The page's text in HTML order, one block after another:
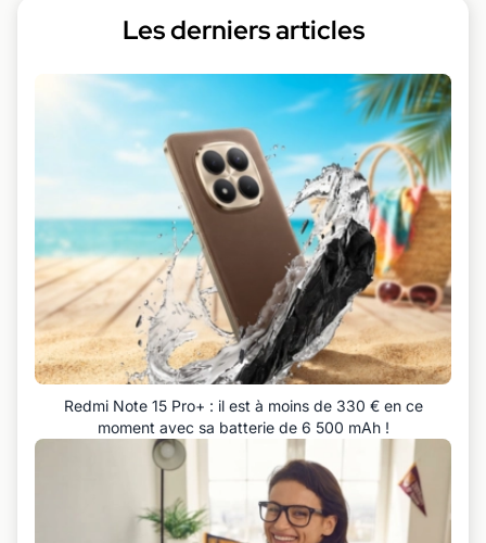
Les derniers articles
Redmi Note 15 Pro+ : il est à moins de 330 € en ce
moment avec sa batterie de 6 500 mAh !